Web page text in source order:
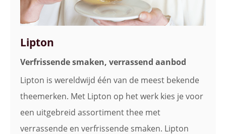
Lipton
Verfrissende smaken, verrassend aanbod
Lipton is wereldwijd één van de meest bekende
theemerken. Met Lipton op het werk kies je voor
een uitgebreid assortiment thee met
verrassende en verfrissende smaken. Lipton